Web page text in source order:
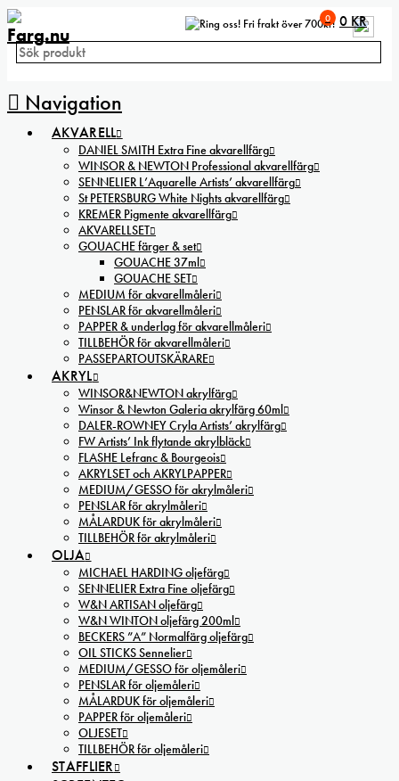
Fri frakt över 700kr!
Navigation
0 0 KR
AKVARELL
DANIEL SMITH Extra Fine akvarellfärg
WINSOR & NEWTON Professional akvarellfärg
SENNELIER L’Aquarelle Artists’ akvarellfärg
St PETERSBURG White Nights akvarellfärg
KREMER Pigmente akvarellfärg
AKVARELLSET
GOUACHE färger & set
GOUACHE 37ml
GOUACHE SET
MEDIUM för akvarellmåleri
PENSLAR för akvarellmåleri
PAPPER & underlag för akvarellmåleri
TILLBEHÖR för akvarellmåleri
PASSEPARTOUTSKÄRARE
AKRYL
WINSOR&NEWTON akrylfärg
Winsor & Newton Galeria akrylfärg 60ml
DALER-ROWNEY Cryla Artists’ akrylfärg
FW Artists’ Ink flytande akrylbläck
FLASHE Lefranc & Bourgeois
AKRYLSET och AKRYLPAPPER
MEDIUM/GESSO för akrylmåleri
PENSLAR för akrylmåleri
MÅLARDUK för akrylmåleri
TILLBEHÖR för akrylmåleri
OLJA
MICHAEL HARDING oljefärg
SENNELIER Extra Fine oljefärg
W&N ARTISAN oljefärg
W&N WINTON oljefärg 200ml
BECKERS ”A” Normalfärg oljefärg
OIL STICKS Sennelier
MEDIUM/GESSO för oljemåleri
PENSLAR för oljemåleri
MÅLARDUK för oljemåleri
PAPPER för oljemåleri
OLJESET
TILLBEHÖR för oljemåleri
STAFFLIER